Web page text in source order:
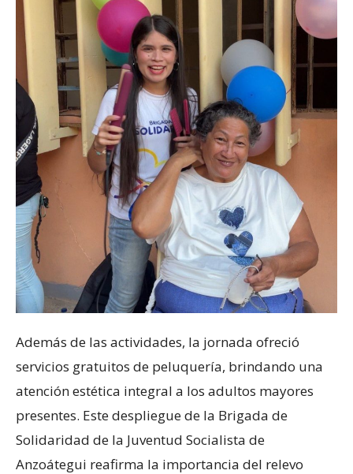
Además de las actividades, la jornada ofreció
servicios gratuitos de peluquería, brindando una
atención estética integral a los adultos mayores
presentes. Este despliegue de la Brigada de
Solidaridad de la Juventud Socialista de
Anzoátegui reafirma la importancia del relevo